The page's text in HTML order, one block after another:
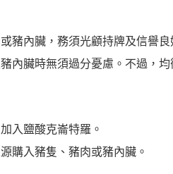
豬內臟，務須光顧持牌及信譽良
內臟時無須過分憂慮。不過，均
入鹽酸克崙特羅。
購入豬隻、豬肉或豬內臟。